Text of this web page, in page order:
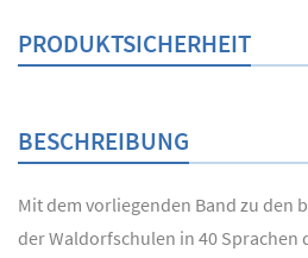
PRODUKTSICHERHEIT
BESCHREIBUNG
Mit dem vorliegenden Band zu den
der Waldorfschulen in 40 Sprachen